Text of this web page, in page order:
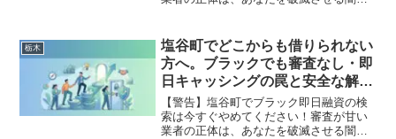
市で違法業者を避け、借金地獄から抜け
出した方々の実体験と確実な解決策を完
全公開。
栃木
塩谷町でどこからも借りられない
方へ。ブラックでも審査なし・即
日キャッシングの罠と安全な解決
策
【警告】塩谷町でブラック即日融資の検
索は今すぐやめてください！審査が甘い
業者の正体は、あなたを破滅させる闇金